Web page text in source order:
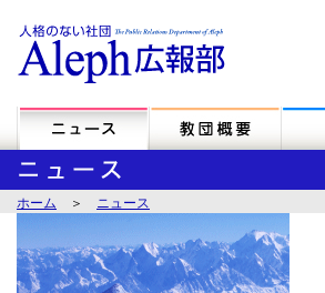
ホーム ＞ ニュース